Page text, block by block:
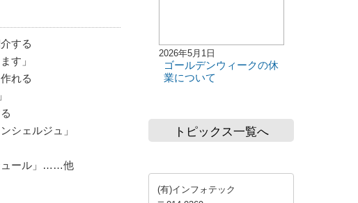
する
す」
れる
シェルジュ」
ュール」……他
2026年5月1日
ゴールデンウィークの休
業について
トピックス一覧へ
(有)インフォテック